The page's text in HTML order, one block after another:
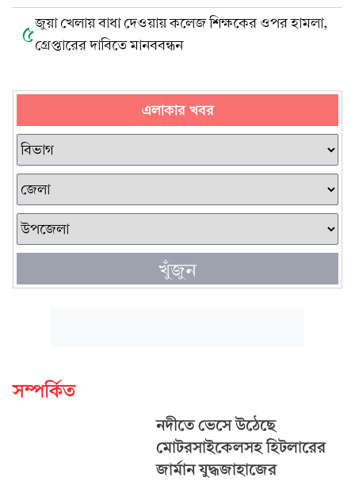
৫জুয়া খেলায় বাধা দেওয়ায় কলেজ শিক্ষকের ওপর হামলা,
গ্রেপ্তারের দাবিতে মানববন্ধন
এলাকার খবর
খুঁজুন
সম্পর্কিত
নদীতে ভেসে উঠেছে
মোটরসাইকেলসহ হিটলারের
জার্মান যুদ্ধজাহাজের